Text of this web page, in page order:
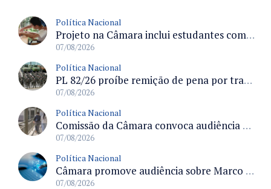
Política Nacional
Projeto na Câmara inclui estudantes com deficiência no regime escolar especial da LDB e estabelece critérios para frequência
07/08/2026
Política Nacional
PL 82/26 proíbe remição de pena por trabalho em funções militares para condenados por crimes contra o Estado Democrático de Direito
07/08/2026
Política Nacional
Comissão da Câmara convoca audiência para discutir misoginia nas escolas e universidades após divulgação de listas misóginas
07/08/2026
Política Nacional
Câmara promove audiência sobre Marco de Fomento à Economia Digital e impactos da inteligência artificial
07/08/2026